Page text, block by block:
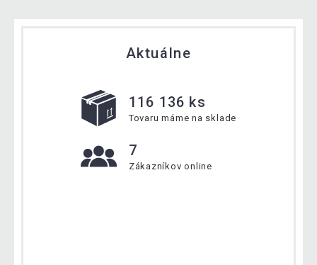
Aktuálne
116 136 ks
Tovaru máme na sklade
7
Zákazníkov online